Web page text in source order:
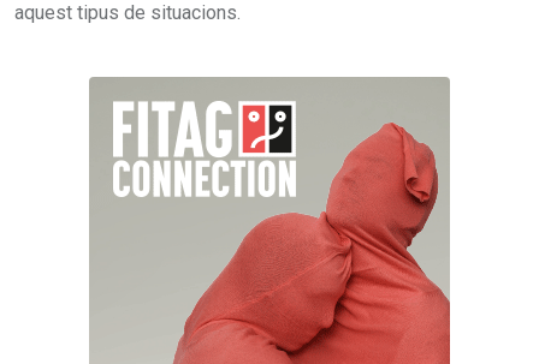
aquest tipus de situacions.